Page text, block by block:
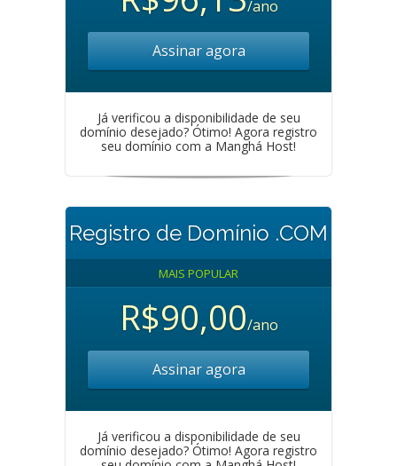
/ano
Assinar agora
Já verificou a disponibilidade de seu
domínio desejado? Ótimo! Agora registro
seu domínio com a Manghá Host!
Registro de Domínio .COM
MAIS POPULAR
R$90,00/ano
Assinar agora
Já verificou a disponibilidade de seu
domínio desejado? Ótimo! Agora registro